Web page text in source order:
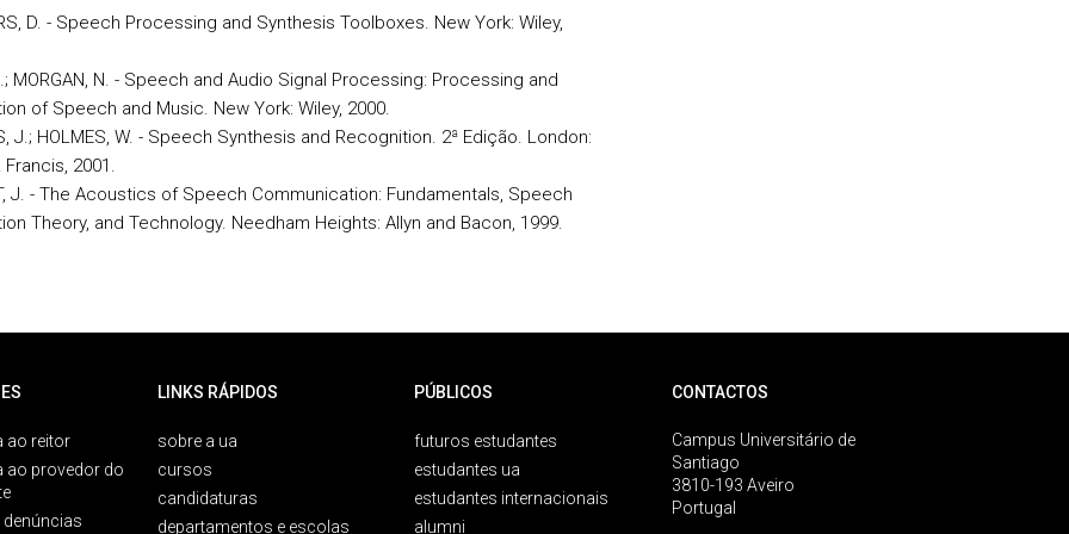
D. - Speech Processing and Synthesis Toolboxes. New York: Wiley,
MORGAN, N. - Speech and Audio Signal Processing: Processing and
of Speech and Music. New York: Wiley, 2000.
J.; HOLMES, W. - Speech Synthesis and Recognition. 2ª Edição. London:
Francis, 2001.
J. - The Acoustics of Speech Communication: Fundamentals, Speech
Theory, and Technology. Needham Heights: Allyn and Bacon, 1999.
ao reitor
ao provedor do
denúncias
LINKS RÁPIDOS
sobre a ua
cursos
candidaturas
departamentos e escolas
PÚBLICOS
futuros estudantes
estudantes ua
estudantes internacionais
alumni
CONTACTOS
Campus Universitário de
Santiago
3810-193 Aveiro
Portugal